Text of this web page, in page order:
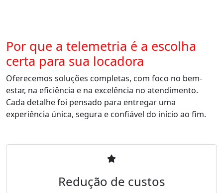
Por que a telemetria é a escolha
certa para sua locadora
Oferecemos soluções completas, com foco no bem-
estar, na eficiência e na excelência no atendimento.
Cada detalhe foi pensado para entregar uma
experiência única, segura e confiável do início ao fim.
Redução de custos